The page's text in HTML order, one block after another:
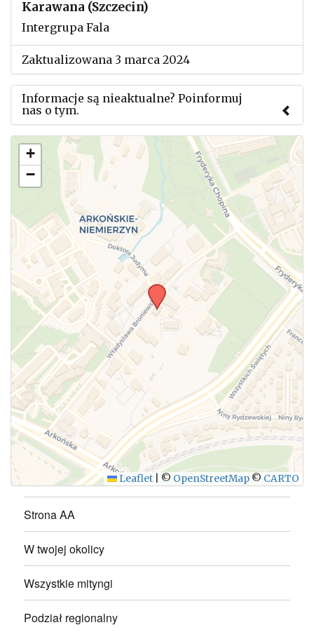
Karawana (Szczecin)
Intergrupa Fala
Zaktualizowana 3 marca 2024
Informacje są nieaktualne? Poinformuj
nas o tym.
Użyj tego formularza aby przesłać informację o
zmianach w powyższym mityngu.
WYŚLIJ
+
−
Leaflet © OpenStreetMap © CARTO
Strona AA
W twojej okolicy
Wszystkie mityngi
Podział regionalny